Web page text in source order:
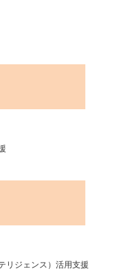
リジェンス）活用支援